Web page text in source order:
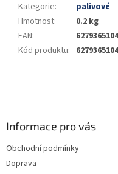
Kategorie:
palivové
Hmotnost:
0.2 kg
EAN:
Kód produktu:
Informace pro vás
Obchodní podmínky
Doprava